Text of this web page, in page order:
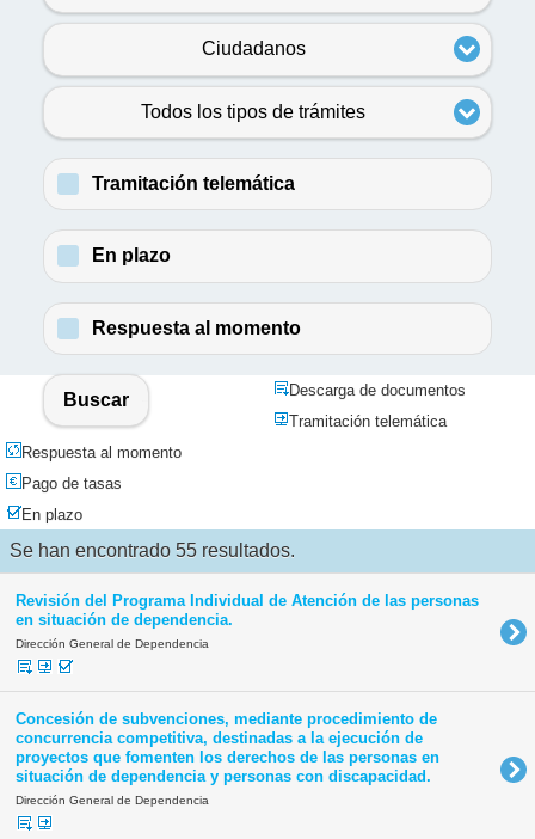
Ciudadanos
Todos los tipos de trámites
Tramitación telemática
En plazo
Respuesta al momento
Buscar
Descarga de documentos
Tramitación telemática
Respuesta al momento
Pago de tasas
En plazo
Se han encontrado 55 resultados.
Revisión del Programa Individual de Atención de las personas
en situación de dependencia.
Dirección General de Dependencia
Concesión de subvenciones, mediante procedimiento de
concurrencia competitiva, destinadas a la ejecución de
proyectos que fomenten los derechos de las personas en
situación de dependencia y personas con discapacidad.
Dirección General de Dependencia